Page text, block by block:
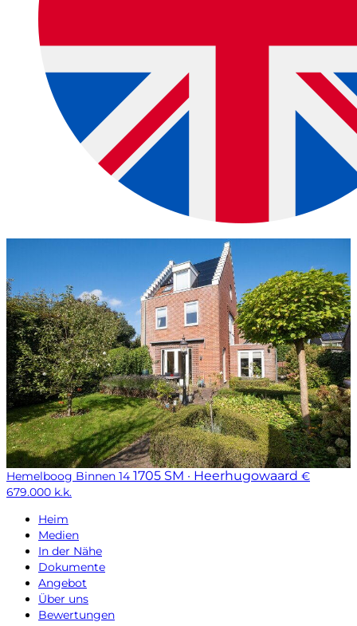
Hemelboog Binnen 14 1705 SM · Heerhugowaard €
679.000 k.k.
Heim
Medien
In der Nähe
Dokumente
Angebot
Über uns
Bewertungen